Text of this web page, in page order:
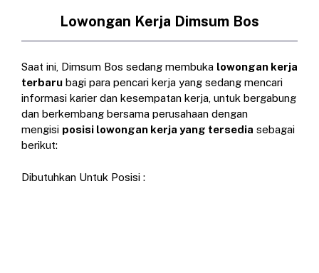
Lowongan Kerja Dimsum Bos
Saat ini, Dimsum Bos sedang membuka lowongan kerja
terbaru bagi para pencari kerja yang sedang mencari
informasi karier dan kesempatan kerja, untuk bergabung
dan berkembang bersama perusahaan dengan
mengisi posisi lowongan kerja yang tersedia sebagai
berikut:
Dibutuhkan Untuk Posisi :